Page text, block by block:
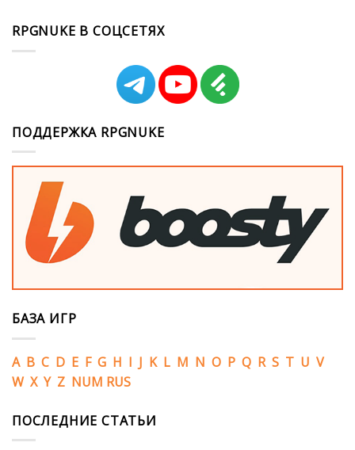
RPGNUKE В СОЦСЕТЯХ
ПОДДЕРЖКА RPGNUKE
БАЗА ИГР
A B C D E F G H I J K L M N O P Q R S T U V
W X Y Z NUM RUS
ПОСЛЕДНИЕ СТАТЬИ